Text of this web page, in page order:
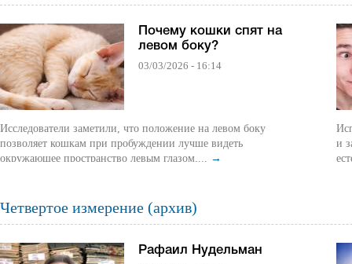
Почему кошки спят на
левом боку?
03/03/2026 - 16:14
Исследователи заметили, что положение на левом боку
позволяет кошкам при пробуждении лучше видеть
окружающее пространство левым глазом,... →
и
Четвертое измерение (архив)
Рафаил Нудельман